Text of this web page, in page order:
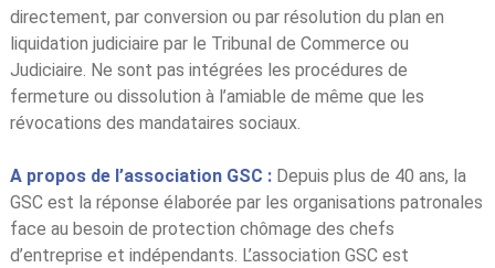
directement, par conversion ou par résolution du plan en
liquidation judiciaire par le Tribunal de Commerce ou
Judiciaire. Ne sont pas intégrées les procédures de
fermeture ou dissolution à l’amiable de même que les
révocations des mandataires sociaux.
A propos de l’association GSC : Depuis plus de 40 ans, la
GSC est la réponse élaborée par les organisations patronales
face au besoin de protection chômage des chefs
d’entreprise et indépendants. L’association GSC est